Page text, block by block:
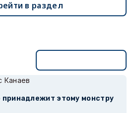
в раздел
Канаев
принадлежит этому монстру